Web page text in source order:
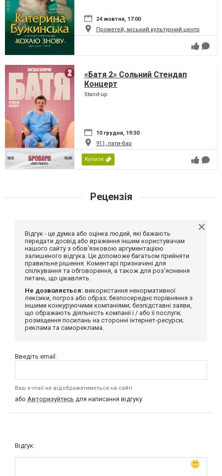
24 жовтня, 17:00
Прометей, міський культурний центр
«Батя 2» Сольний Стендап
Концерт
Stand-up
10 грудня, 19:30
911, пати-бар
Купити
Рецензія
Відгук - це думка або оцінка людей, які бажають
передати досвід або враження іншим користувачам
нашого сайту з обов'язковою аргументацією
залишеного відгука. Це допоможе багатьом прийняти
правильне рішення. Коментарі призначені для
спілкування та обговорення, а також для роз'яснення
питань, що цікавлять.
Не дозволяється: використання ненормативної
лексики, погроз або образ; безпосереднє порівняння з
іншими конкуруючими компаніями; безпідставні заяви,
що ображають діяльність компанії і / або її послуги;
розміщення посилань на сторонні інтернет-ресурси;
реклама та самореклама.
Введіть email:
Ваш e-mail не відображатиметься на сайті
або Авторизуйтесь для написання відгуку
Відгук: